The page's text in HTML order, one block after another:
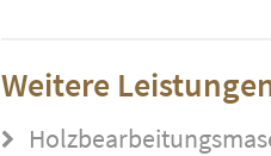
Weitere